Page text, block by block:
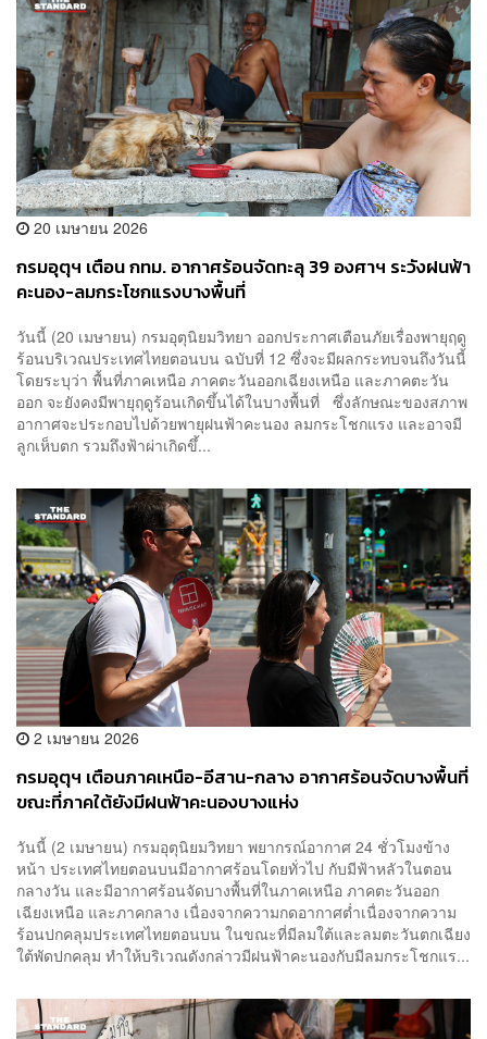
20 เมษายน 2026
กรมอุตุฯ เตือน กทม. อากาศร้อนจัดทะลุ 39 องศาฯ ระวังฝนฟ้า
คะนอง-ลมกระโชกแรงบางพื้นที่
วันนี้ (20 เมษายน) กรมอุตุนิยมวิทยา ออกประกาศเตือนภัยเรื่องพายุฤดู
ร้อนบริเวณประเทศไทยตอนบน ฉบับที่ 12 ซึ่งจะมีผลกระทบจนถึงวันนี้
โดยระบุว่า พื้นที่ภาคเหนือ ภาคตะวันออกเฉียงเหนือ และภาคตะวัน
ออก จะยังคงมีพายุฤดูร้อนเกิดขึ้นได้ในบางพื้นที่ ซึ่งลักษณะของสภาพ
อากาศจะประกอบไปด้วยพายุฝนฟ้าคะนอง ลมกระโชกแรง และอาจมี
ลูกเห็บตก รวมถึงฟ้าผ่าเกิดขึ้...
2 เมษายน 2026
กรมอุตุฯ เตือนภาคเหนือ-อีสาน-กลาง อากาศร้อนจัดบางพื้นที่
ขณะที่ภาคใต้ยังมีฝนฟ้าคะนองบางแห่ง
วันนี้ (2 เมษายน) กรมอุตุนิยมวิทยา พยากรณ์อากาศ 24 ชั่วโมงข้าง
หน้า ประเทศไทยตอนบนมีอากาศร้อนโดยทั่วไป กับมีฟ้าหลัวในตอน
กลางวัน และมีอากาศร้อนจัดบางพื้นที่ในภาคเหนือ ภาคตะวันออก
เฉียงเหนือ และภาคกลาง เนื่องจากความกดอากาศต่ำเนื่องจากความ
ร้อนปกคลุมประเทศไทยตอนบน ในขณะที่มีลมใต้และลมตะวันตกเฉียง
ใต้พัดปกคลุม ทำให้บริเวณดังกล่าวมีฝนฟ้าคะนองกับมีลมกระโชกแร...